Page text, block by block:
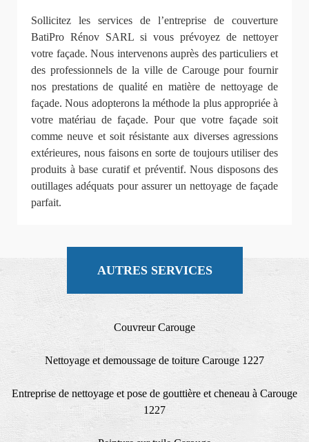
Sollicitez les services de l’entreprise de couverture
BatiPro Rénov SARL si vous prévoyez de nettoyer
votre façade. Nous intervenons auprès des particuliers et
des professionnels de la ville de Carouge pour fournir
nos prestations de qualité en matière de nettoyage de
façade. Nous adopterons la méthode la plus appropriée à
votre matériau de façade. Pour que votre façade soit
comme neuve et soit résistante aux diverses agressions
extérieures, nous faisons en sorte de toujours utiliser des
produits à base curatif et préventif. Nous disposons des
outillages adéquats pour assurer un nettoyage de façade
parfait.
AUTRES SERVICES
Couvreur Carouge
Nettoyage et demoussage de toiture Carouge 1227
Entreprise de nettoyage et pose de gouttière et cheneau à Carouge
1227